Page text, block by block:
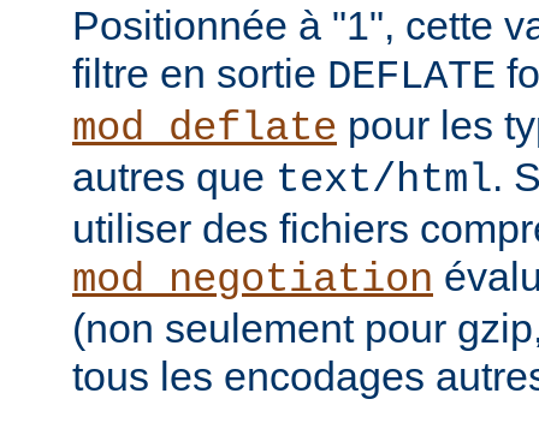
Positionnée à "1", cette
filtre en sortie DEFLATE
mod_deflate pour les
autres que text/html.
utiliser des fichiers
mod_negotiation
(non seulement pour
tous les encodages